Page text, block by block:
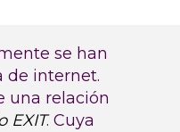
se han
de internet.
una relación
EXIT. Cuya